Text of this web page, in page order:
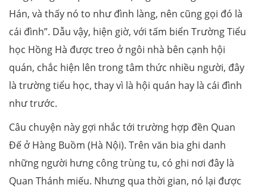
Hán, và thấy nó to như đình làng, nên cũng gọi đó là
cái đình”. Dẫu vậy, hiện giờ, với tấm biển Trường Tiểu
học Hồng Hà được treo ở ngôi nhà bên cạnh hội
quán, chắc hiện lên trong tâm thức nhiều người, đây
là trường tiểu học, thay vì là hội quán hay là cái đình
như trước.
Câu chuyện này gợi nhắc tới trường hợp đền Quan
Đế ở Hàng Buồm (Hà Nội). Trên văn bia ghi danh
những người hưng công trùng tu, có ghi nơi đây là
Quan Thánh miếu. Nhưng qua thời gian, nó lại được